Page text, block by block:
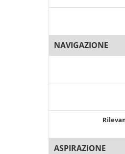
NAVIGAZIONE
ASPIRAZIONE